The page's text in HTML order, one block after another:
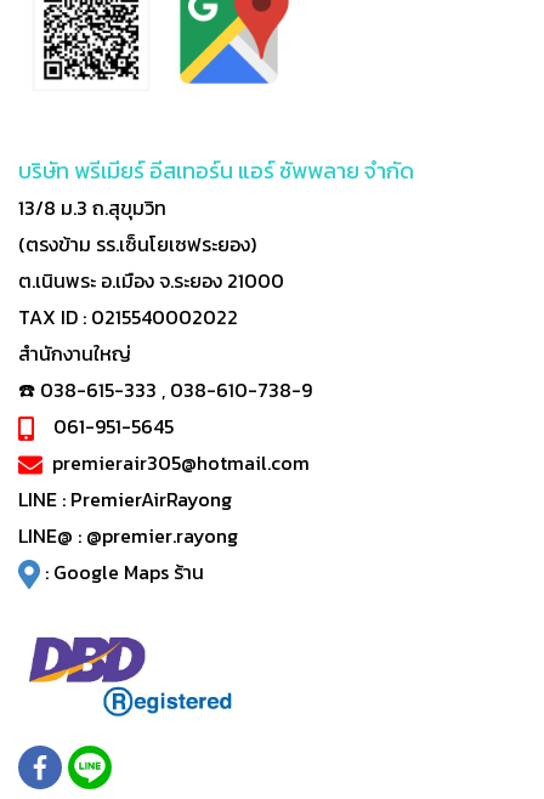
บริษัท พรีเมียร์ อีสเทอร์น แอร์ ซัพพลาย จำกัด
13/8 ม.3 ถ.สุขุมวิท
(ตรงข้าม รร.เซ็นโยเซฟระยอง)
ต.เนินพระ อ.เมือง จ.ระยอง 21000
TAX ID : 0215540002022
สำนักงานใหญ่
☎️ 038-615-333 , 038-610-738-9
061-951-5645
premierair305@hotmail.com
LINE : PremierAirRayong
LINE@ : @premier.rayong
: Google Maps ร้าน